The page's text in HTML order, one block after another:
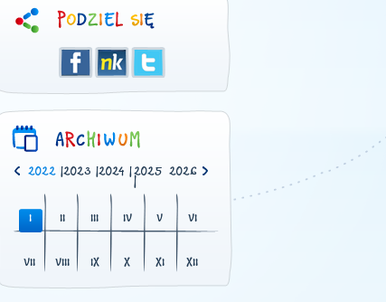
2021| 2022|2023 |2024 |2025
|
2026
I II III IV V VI
VII VIII IX X XI XII